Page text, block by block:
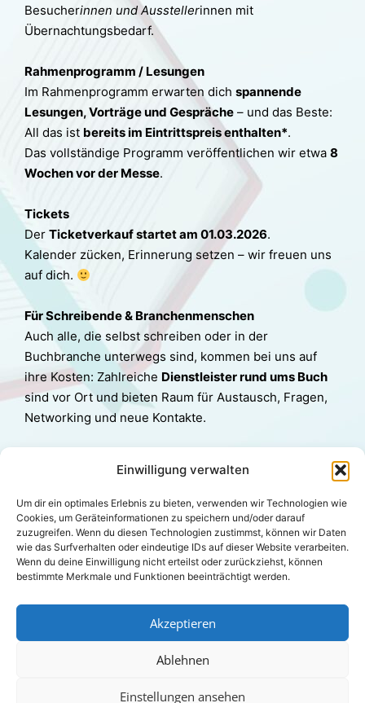
Einwilligung verwalten
Um dir ein optimales Erlebnis zu bieten, verwenden wir Technologien wie
Cookies, um Geräteinformationen zu speichern und/oder darauf
zuzugreifen. Wenn du diesen Technologien zustimmst, können wir Daten
wie das Surfverhalten oder eindeutige IDs auf dieser Website verarbeiten.
Wenn du deine Einwilligung nicht erteilst oder zurückziehst, können
bestimmte Merkmale und Funktionen beeinträchtigt werden.
Akzeptieren
Ablehnen
Einstellungen ansehen
Besucherinnen und Ausstellerinnen mit
Übernachtungsbedarf.
Rahmenprogramm / Lesungen
Im Rahmenprogramm erwarten dich spannende
Lesungen, Vorträge und Gespräche – und das Beste:
All das ist bereits im Eintrittspreis enthalten*.
Das vollständige Programm veröffentlichen wir etwa 8
Wochen vor der Messe.
Tickets
Der Ticketverkauf startet am 01.03.2026.
Kalender zücken, Erinnerung setzen – wir freuen uns
auf dich.
Für Schreibende & Branchenmenschen
Auch alle, die selbst schreiben oder in der
Buchbranche unterwegs sind, kommen bei uns auf
ihre Kosten: Zahlreiche Dienstleister rund ums Buch
sind vor Ort und bieten Raum für Austausch, Fragen,
Networking und neue Kontakte.
bei der Klischee findest du Inspiration, Begegnungen
und jede Menge Buchliebe.
*Der Besuch des Rahmenprogramms ist im Eintritt
enthalten, es besteht jedochkein Anspruch auf einen
Sitzplatz; bei hoher Auslastung behalten wir uns vor,
denZugang aus Kapazitätsgründen zu beschränken.